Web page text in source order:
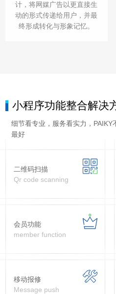
计，将网媒广告以更直接生
动的形式传递给用户，并最
终形成转化与形象记忆。
小程序功能整合解决
细节看专业，服务看实力，
最好
二维码扫描
Qr code scanning
会员功能
member function
移动报修
Message push